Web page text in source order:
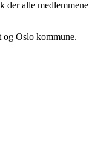
der alle medlemmene
Oslo kommune.